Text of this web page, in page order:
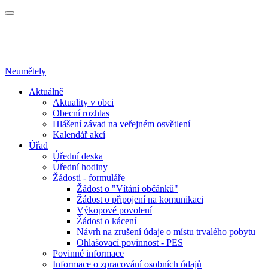
Neumětely
Aktuálně
Aktuality v obci
Obecní rozhlas
Hlášení závad na veřejném osvětlení
Kalendář akcí
Úřad
Úřední deska
Úřední hodiny
Žádosti - formuláře
Žádost o "Vítání občánků"
Žádost o připojení na komunikaci
Výkopové povolení
Žádost o kácení
Návrh na zrušení údaje o místu trvalého pobytu
Ohlašovací povinnost - PES
Povinné informace
Informace o zpracování osobních údajů